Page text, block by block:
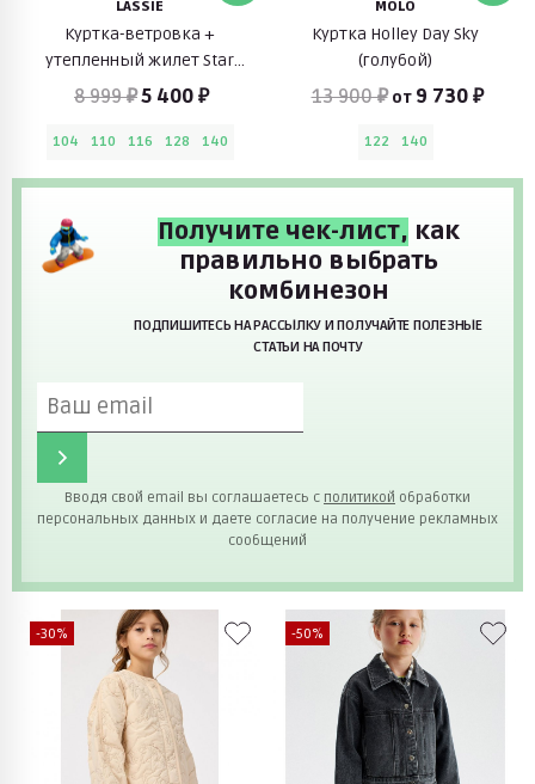
LASSIE
Куртка-ветровка +
утепленный жилет Star
Sydvest (розовый)
8 999 ₽5 400 ₽
104 110 116 128 140
MOLO
Куртка Holley Day Sky
(голубой)
13 900 ₽ от 9 730 ₽
122 140
Получите чек-лист, как
правильно выбрать
комбинезон
ПОДПИШИТЕСЬ НА РАССЫЛКУ И ПОЛУЧАЙТЕ ПОЛЕЗНЫЕ
СТАТЬИ НА ПОЧТУ
Вводя свой email вы соглашаетесь с политикой обработки
персональных данных и даете согласие на получение рекламных
сообщений
-30% -50%